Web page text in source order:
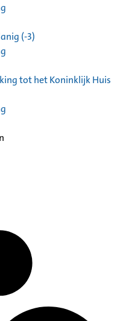
(-3)
tot het Koninklijk Huis